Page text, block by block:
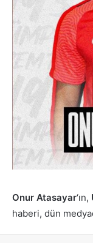
Onur Atasayar‘ın,
haberi, dün